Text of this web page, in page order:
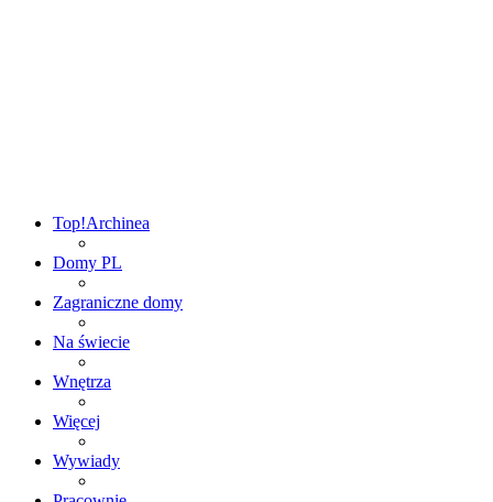
Top!Archinea
Domy PL
Zagraniczne domy
Na świecie
Wnętrza
Więcej
Wywiady